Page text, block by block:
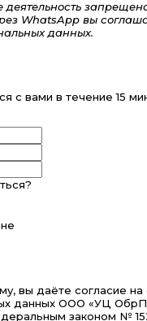
деятельность
WhatsApp вы
данных.
с вами в течение 15
вы даёте согласие на
данных ООО «УЦ
законом №